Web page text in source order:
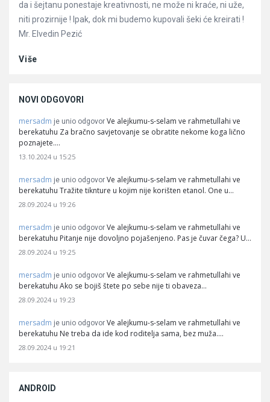
da i šejtanu ponestaje kreativnosti, ne može ni kraće, ni uže,
niti prozirnije ! Ipak, dok mi budemo kupovali šeki će kreirati !
Mr. Elvedin Pezić
Više
NOVI ODGOVORI
mersadm je unio odgovor Ve alejkumu-s-selam ve rahmetullahi ve
berekatuhu Za bračno savjetovanje se obratite nekome koga lično
poznajete.…
13.10.2024 u 15:25
mersadm je unio odgovor Ve alejkumu-s-selam ve rahmetullahi ve
berekatuhu Tražite tiknture u kojim nije korišten etanol. One u…
28.09.2024 u 19:26
mersadm je unio odgovor Ve alejkumu-s-selam ve rahmetullahi ve
berekatuhu Pitanje nije dovoljno pojašenjeno. Pas je čuvar čega? U…
28.09.2024 u 19:25
mersadm je unio odgovor Ve alejkumu-s-selam ve rahmetullahi ve
berekatuhu Ako se bojiš štete po sebe nije ti obaveza…
28.09.2024 u 19:23
mersadm je unio odgovor Ve alejkumu-s-selam ve rahmetullahi ve
berekatuhu Ne treba da ide kod roditelja sama, bez muža.…
28.09.2024 u 19:21
ANDROID